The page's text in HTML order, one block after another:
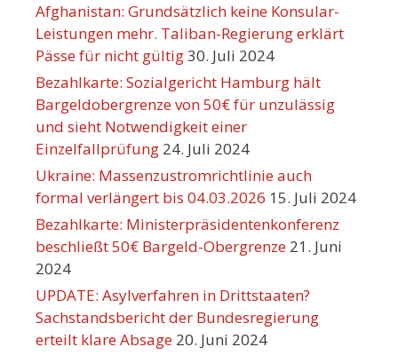
Afghanistan: Grundsätzlich keine Konsular-
Leistungen mehr. Taliban-Regierung erklärt
Pässe für nicht gültig30. Juli 2024
Bezahlkarte: Sozialgericht Hamburg hält
Bargeldobergrenze von 50€ für unzulässig
und sieht Notwendigkeit einer
Einzelfallprüfung 24. Juli 2024
Ukraine: Massenzustromrichtlinie auch
formal verlängert bis 04.03.2026 15. Juli 2024
Bezahlkarte: Ministerpräsidentenkonferenz
beschließt 50€ Bargeld-Obergrenze 21. Juni
2024
UPDATE: Asylverfahren in Drittstaaten?
Sachstandsbericht der Bundesregierung
erteilt klare Absage 20. Juni 2024